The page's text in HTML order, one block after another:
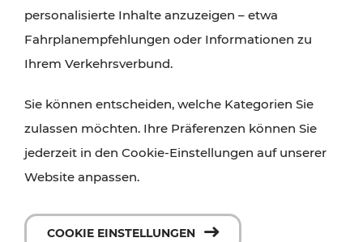
personalisierte Inhalte anzuzeigen – etwa
Fahrplanempfehlungen oder Informationen zu
Ihrem Verkehrsverbund.
Sie können entscheiden, welche Kategorien Sie
zulassen möchten. Ihre Präferenzen können Sie
jederzeit in den Cookie-Einstellungen auf unserer
Website anpassen.
COOKIE EINSTELLUNGEN